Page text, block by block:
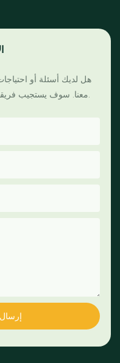
هل لديك أسئلة أو
معنا. سوف يستجيب فريقنا على الفور بحلول مخصصة لعملك.